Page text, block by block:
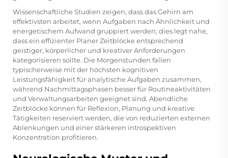
Wissenschaftliche Studien zeigen, dass das Gehirn am
effektivsten arbeitet, wenn Aufgaben nach Ähnlichkeit und
energetischem Aufwand gruppiert werden; dies legt nahe,
dass ein effizienter Planer Zeitblöcke entsprechend
geistiger, körperlicher und kreativer Anforderungen
kategorisieren sollte. Die Morgenstunden fallen
typischerweise mit der höchsten kognitiven
Leistungsfähigkeit für analytische Aufgaben zusammen,
während Nachmittagsphasen besser für Routineaktivitäten
und Verwaltungsarbeiten geeignet sind. Abendliche
Zeitblöcke können für Reflexion, Planung und kreative
Tätigkeiten reserviert werden, die von reduzierten externen
Ablenkungen und einer stärkeren introspektiven
Konzentration profitieren.